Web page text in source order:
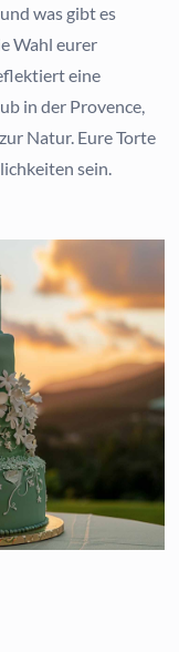
was gibt es
Wahl eurer
eine
in der Provence,
Natur. Eure Torte
sein.